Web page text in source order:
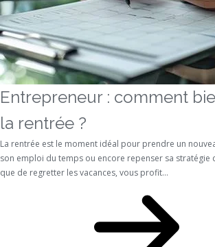
Entrepreneur : comment
la rentrée ?
La rentrée est le moment idéal pour prendre un
son emploi du temps ou encore repenser sa stratégie
que de regretter les vacances, vous profit...